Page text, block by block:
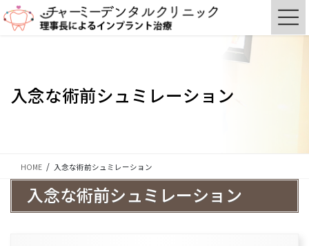
ン
ビ
入念な術前シュミレーション
HOME 入念な術前シュミレーション
入念な術前シュミレーション